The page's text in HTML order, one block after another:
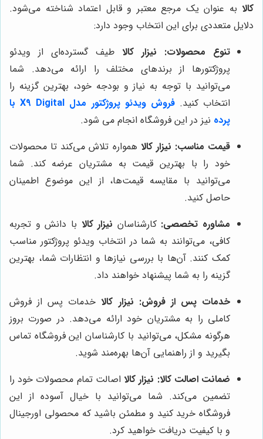
کالا به عنوان یک مرجع معتبر و قابل اعتماد شناخته می‌شود.
دلایل متعددی برای این انتخاب وجود دارد:
تنوع محصولات: نیزار کالا طیف گسترده‌ای از ویدئو
پروژکتورها از برندهای مختلف را ارائه می‌دهد. شما
می‌توانید با توجه به نیاز و بودجه خود، بهترین گزینه را
انتخاب کنید.
فروش ویدئو پروژکتور مدل X9 Digital با
پرده نیز در این فروشگاه انجام می شود.
قیمت مناسب: نیزار کالا همواره تلاش می‌کند تا محصولات
خود را با بهترین قیمت به مشتریان عرضه کند. شما
می‌توانید با مقایسه قیمت‌ها، از این موضوع اطمینان
حاصل کنید.
مشاوره تخصصی: کارشناسان نیزار کالا با دانش و تجربه
کافی، می‌توانند به شما در انتخاب ویدئو پروژکتور مناسب
کمک کنند. آن‌ها با بررسی نیازها و انتظارات شما، بهترین
گزینه را به شما پیشنهاد خواهند داد.
خدمات پس از فروش: نیزار کالاخدمات پس از فروش
کاملی را به مشتریان خود ارائه می‌دهد. در صورت بروز
هرگونه مشکل، می‌توانید با کارشناسان این فروشگاه تماس
بگیرید و از راهنمایی آن‌ها بهره‌مند شوید.
ضمانت اصالت کالا: نیزار کالااصالت تمام محصولات خود را
تضمین می‌کند. شما می‌توانید با خیال آسوده از این
فروشگاه خرید کنید و مطمئن باشید که محصولی اورجینال
و با کیفیت دریافت خواهید کرد.